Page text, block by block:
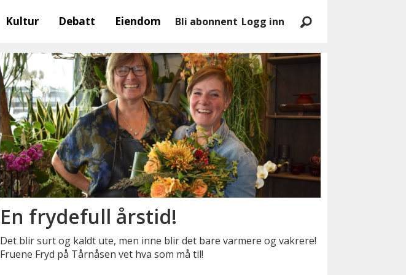
Kultur Debatt Eiendom Bli abonnent Logg inn
En frydefull årstid!
Det blir surt og kaldt ute, men inne blir det bare varmere og vakrere!
Fruene Fryd på Tårnåsen vet hva som må til!